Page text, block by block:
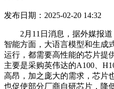
发布日期：2025-02-20 14:32
2月11日消息，据外媒报道
智能方面，大语言模型和生成
运行，都需要高性能的芯片提
主要是采购英伟达的A100、
高昂，加之庞大的需求，芯片
也促使部分厂商自研芯片，降